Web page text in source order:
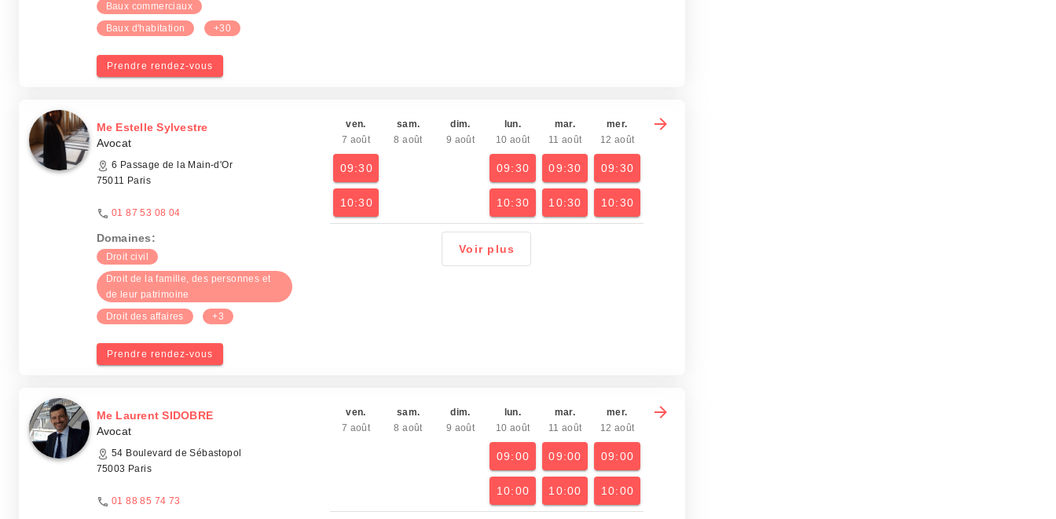
Baux commerciaux
Baux d'habitation
+30
Prendre rendez-vous
Me Estelle Sylvestre
Avocat
6 Passage de la Main-d'Or
75011 Paris
01 87 53 08 04
Domaines:
Droit civil
Droit de la famille, des personnes et
de leur patrimoine
Droit des affaires
+3
Prendre rendez-vous
ven.
7 août
09:30
10:30
sam.
8 août
dim.
9 août
lun.
10 août
09:30
10:30
mar.
11 août
09:30
10:30
mer.
12 août
09:30
10:30
Voir plus
Me Laurent SIDOBRE
Avocat
54 Boulevard de Sébastopol
75003 Paris
01 88 85 74 73
ven.
7 août
sam.
8 août
dim.
9 août
lun.
10 août
09:00
10:00
mar.
11 août
09:00
10:00
mer.
12 août
09:00
10:00